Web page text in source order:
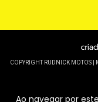
Ao navegar por
COPYRIGHT RUDNICK MOTOS